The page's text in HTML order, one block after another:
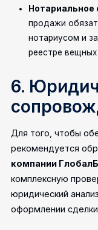
продажи
нотариусом и
реестре вещных
6.
Для того, чтобы
рекомендуется
компании
комплексную
юридический
оформлении